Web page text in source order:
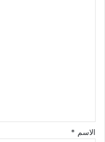
الاسم *